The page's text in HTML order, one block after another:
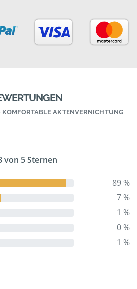
KOMFORTABLE AKTENVERNICHTUNG
von 5 Sternen
89 %
7 %
1 %
0 %
1 %